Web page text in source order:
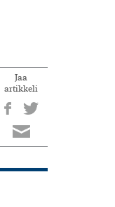
Jaa
artikkeli